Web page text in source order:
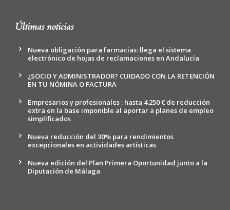
Últimas noticias
Nueva obligación para farmacias: llega el sistema
electrónico de hojas de reclamaciones en Andalucía
¿SOCIO Y ADMINISTRADOR? CUIDADO CON LA RETENCIÓN
EN TU NÓMINA O FACTURA
Empresarios y profesionales : hasta 4.250 € de reducción
extra en la base imponible al aportar a planes de empleo
simplificados
Nueva reducción del 30% para rendimientos
excepcionales en actividades artísticas
Nueva edición del Plan Primera Oportunidad junto a la
Diputación de Málaga